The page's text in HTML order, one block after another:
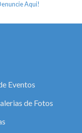
Aqui!
Eventos
de Fotos